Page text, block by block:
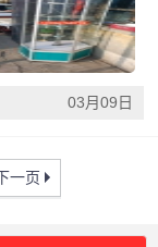
03月09日
一页